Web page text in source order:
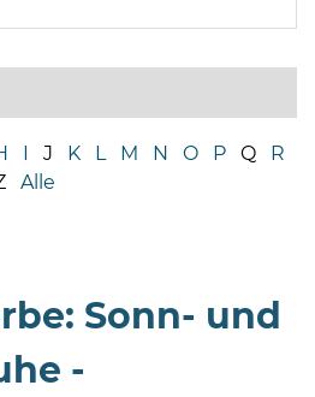
I J K L M N O P Q
R
Alle
Sonn- und
-